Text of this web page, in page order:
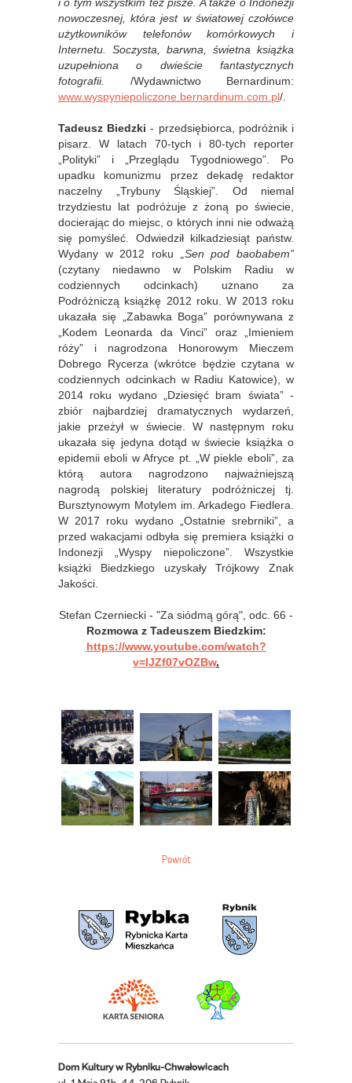
nowoczesnej, która jest w światowej czołówce
użytkowników telefonów komórkowych i
Internetu. Soczysta, barwna, świetna książka
uzupełniona o dwieście fantastycznych
fotografii. /Wydawnictwo Bernardinum:
www.wyspyniepoliczone.bernardinum.com.pl/.
Tadeusz Biedzki- przedsiębiorca, podróżnik i
pisarz. W latach 70-tych i 80-tych reporter
„Polityki” i „Przeglądu Tygodniowego”. Po
upadku komunizmu przez dekadę redaktor
naczelny „Trybuny Śląskiej”. Od niemal
trzydziestu lat podróżuje z żoną po świecie,
docierając do miejsc, o których inni nie odważą
się pomyśleć. Odwiedził kilkadziesiąt państw.
Wydany w 2012 roku
„Sen pod baobabem”
(czytany niedawno w Polskim Radiu w
codziennych odcinkach) uznano za
Podróżniczą książkę 2012 roku. W 2013 roku
ukazała się „Zabawka Boga” porównywana z
„Kodem Leonarda da Vinci” oraz „Imieniem
róży” i nagrodzona Honorowym Mieczem
Dobrego Rycerza (wkrótce będzie czytana w
codziennych odcinkach w Radiu Katowice), w
2014 roku wydano „Dziesięć bram świata” -
zbiór najbardziej dramatycznych wydarzeń,
jakie przeżył w świecie. W następnym roku
ukazała się jedyna dotąd w świecie książka o
epidemii eboli w Afryce pt. „W piekle eboli”, za
którą autora nagrodzono najważniejszą
nagrodą polskiej literatury podróżniczej tj.
Bursztynowym Motylem im. Arkadego Fiedlera.
W 2017 roku wydano „Ostatnie srebrniki”, a
przed wakacjami odbyła się premiera książki o
Indonezji „Wyspy niepoliczone”. Wszystkie
książki Biedzkiego uzyskały Trójkowy Znak
Jakości.
Stefan Czerniecki - "Za siódmą górą", odc. 66 -
Rozmowa z Tadeuszem Biedzkim:
https://www.youtube.com/watch?
v=lJZf07vOZBw.
Powrót
Dom Kultury w Rybniku-Chwałowicach